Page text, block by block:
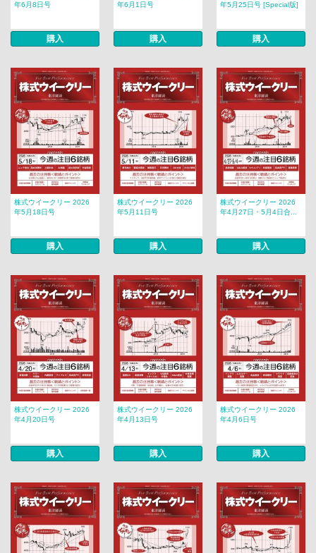
年6月8日号
購入
年6月1日号
購入
年5月25日号 [Special版]
購入
株式ウイークリー 2026
年5月18日号
購入
株式ウイークリー 2026
年5月11日号
購入
株式ウイークリー 2026
年4月27日・5月4日合...
購入
株式ウイークリー 2026
年4月20日号
購入
株式ウイークリー 2026
年4月13日号
購入
株式ウイークリー 2026
年4月6日号
購入